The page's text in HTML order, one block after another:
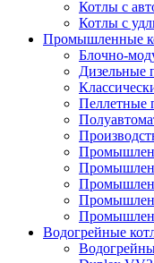
Котлы с
Котлы с
Промышленные
Блочно-
Дизельные
Пеллетные
Водогрейные